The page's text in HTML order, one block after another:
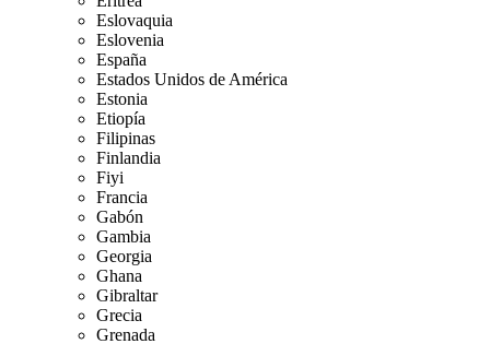
Eslovaquia
Eslovenia
España
Estados Unidos de América
Estonia
Etiopía
Filipinas
Finlandia
Fiyi
Francia
Gabón
Gambia
Georgia
Ghana
Gibraltar
Grecia
Grenada